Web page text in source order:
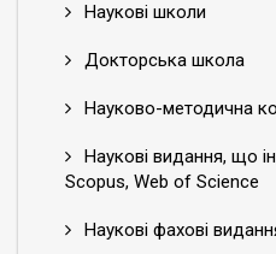
Наукові школи
Докторська школа
Науково-методична
Наукові видання, що
Scopus, Web of Science
Наукові фахові